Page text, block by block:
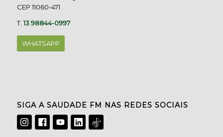
CEP 11060-471
T.13 98844-0997
WHATSAPP
SIGA A SAUDADE FM NAS REDES SOCIAIS